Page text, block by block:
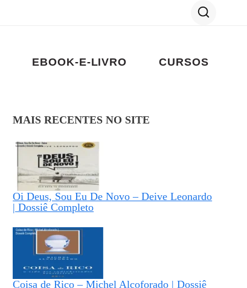
EBOOK-E-LIVRO CURSOS
MAIS RECENTES NO SITE
Oi Deus, Sou Eu De Novo – Deive Leonardo
| Dossiê Completo
Coisa de Rico – Michel Alcoforado | Dossiê